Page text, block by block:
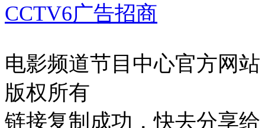
CCTV6广告招商
电影频道节目中心官方网站
版权所有
链接复制成功，快去分享给